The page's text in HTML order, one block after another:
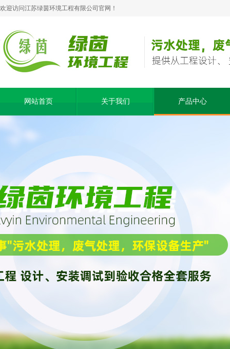
欢迎访问江苏绿茵环境工程有限公司官网！
网站首页 关于我们 产品中心